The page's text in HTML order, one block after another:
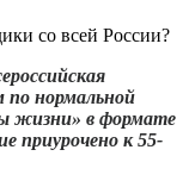
нормальной
жизни» в формате
приурочено к 55-